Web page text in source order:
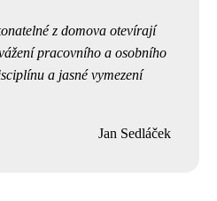
z domova otevírají
pracovního a osobního
a jasné vymezení
Jan Sedláček